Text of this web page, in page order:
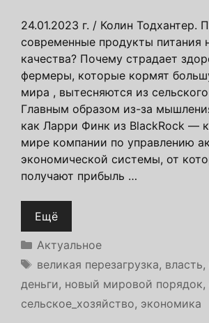
24.01.2023 г. / Колин Тодхантер.
современные продукты питания
качества? Почему страдает
фермеры, которые кормят
мира , вытесняются из
Главным образом из-за
как Ларри Финк из BlackRock —
мире компании по управлению
экономической системы, от
получают прибыль …
Ещё
Рубрики
Актуальное
Метки
великая перезагрузка, власть,
деньги, новый мировой порядок,
сельское_хозяйство, экономика